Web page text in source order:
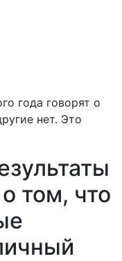
года говорят о
нет. Это
том, что